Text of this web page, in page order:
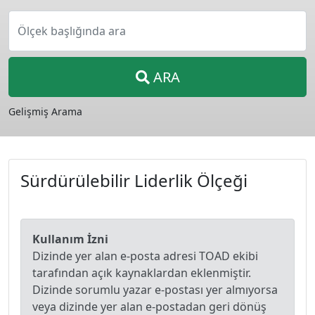
Ölçek başlığında ara
ARA
Gelişmiş Arama
Sürdürülebilir Liderlik Ölçeği
Kullanım İzni
Dizinde yer alan e-posta adresi TOAD ekibi
tarafından açık kaynaklardan eklenmiştir.
Dizinde sorumlu yazar e-postası yer almıyorsa
veya dizinde yer alan e-postadan geri dönüş